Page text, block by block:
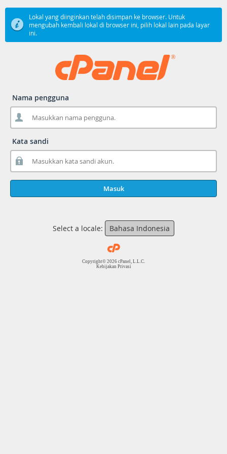
Lokal yang diinginkan telah disimpan ke browser. Untuk
mengubah kembali lokal di browser ini, pilih lokal lain pada layar
ini.
Nama pengguna
Kata sandi
Masuk
Select a locale: Bahasa Indonesia
Copyright© 2026 cPanel, L.L.C.
Kebijakan Privasi